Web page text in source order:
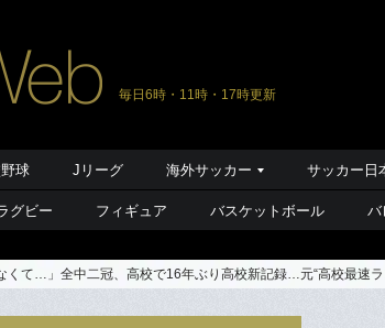
毎日6時・11時・17時更新
球 Jリーグ 海外サッカー サッカー日
グビー フィギュア バスケットボール バ
くて…」全中二冠、高校で16年ぶり高校新記録…元“高校最速